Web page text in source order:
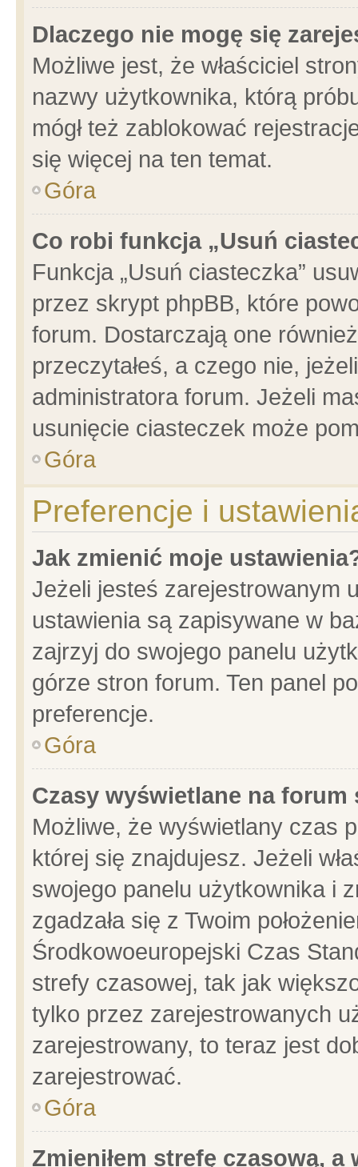
Dlaczego nie mogę się
Możliwe jest, że właściciel
nazwy użytkownika, którą
mógł też zablokować
się więcej na ten temat.
Góra
Co robi funkcja „Usuń
Funkcja „Usuń ciasteczka”
przez skrypt phpBB, które
forum. Dostarczają one
przeczytałeś, a czego nie,
administratora forum. Jeżeli
usunięcie ciasteczek może
Góra
Preferencje i
Jak zmienić moje
Jeżeli jesteś zarejestrowanym
ustawienia są zapisywane w
zajrzyj do swojego panelu
górze stron forum. Ten panel
preferencje.
Góra
Czasy wyświetlane na forum
Możliwe, że wyświetlany czas
której się znajdujesz. Jeżeli
swojego panelu użytkownika i
zgadzała się z Twoim
Środkowoeuropejski Czas
strefy czasowej, tak jak
tylko przez zarejestrowanych
zarejestrowany, to teraz jest
zarejestrować.
Góra
Zmieniłem strefę czasową,